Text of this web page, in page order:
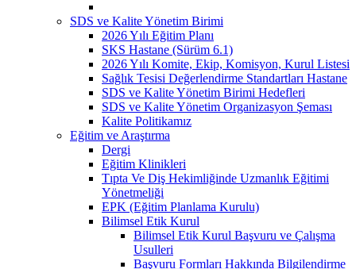
SDS ve Kalite Yönetim Birimi
2026 Yılı Eğitim Planı
SKS Hastane (Sürüm 6.1)
2026 Yılı Komite, Ekip, Komisyon, Kurul Listesi
Sağlık Tesisi Değerlendirme Standartları Hastane
SDS ve Kalite Yönetim Birimi Hedefleri
SDS ve Kalite Yönetim Organizasyon Şeması
Kalite Politikamız
Eğitim ve Araştırma
Dergi
Eğitim Klinikleri
Tıpta Ve Diş Hekimliğinde Uzmanlık Eğitimi
Yönetmeliği
EPK (Eğitim Planlama Kurulu)
Bilimsel Etik Kurul
Bilimsel Etik Kurul Başvuru ve Çalışma
Usulleri
Başvuru Formları Hakkında Bilgilendirme